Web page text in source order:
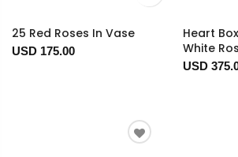
25 Red Roses In Vase
USD 175.00
Heart
White
USD